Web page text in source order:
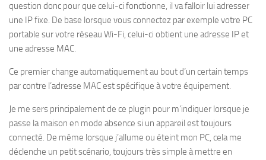
question donc pour que celui-ci fonctionne, il va falloir lui adresser
une IP fixe. De base lorsque vous connectez par exemple votre PC
portable sur votre réseau Wi-Fi, celui-ci obtient une adresse IP et
une adresse MAC.
Ce premier change automatiquement au bout d’un certain temps
par contre l’adresse MAC est spécifique à votre équipement.
Je me sers principalement de ce plugin pour m’indiquer lorsque je
passe la maison en mode absence si un appareil est toujours
connecté. De même lorsque j’allume ou éteint mon PC, cela me
déclenche un petit scénario, toujours très simple à mettre en